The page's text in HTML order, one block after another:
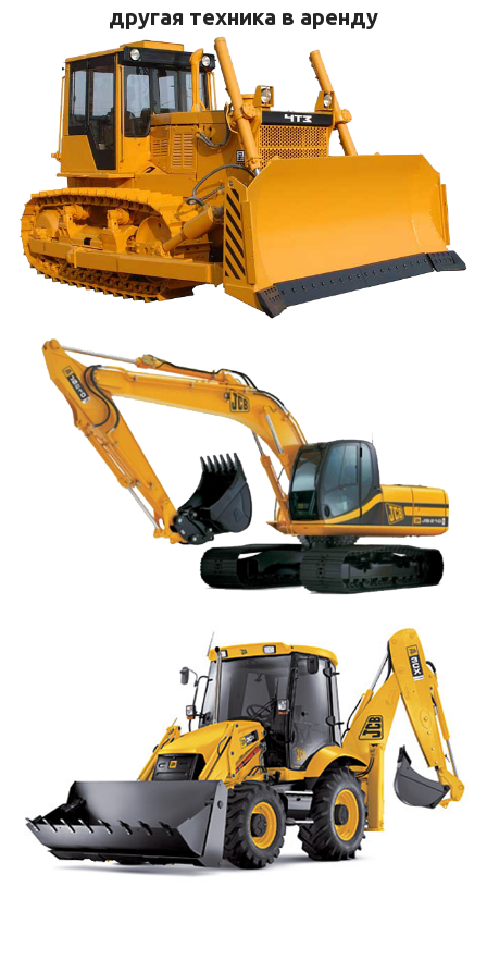
другая техника в аренду